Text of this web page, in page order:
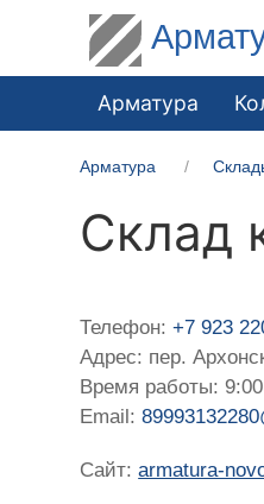
Арматура
Арматура
Склад
Телефон:+7 923
Адрес: пер.
Время работы:
Email:
Сайт:armatura-